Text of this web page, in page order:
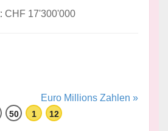
CHF 17'300'000
Euro Millions Zahlen »
50 1 12